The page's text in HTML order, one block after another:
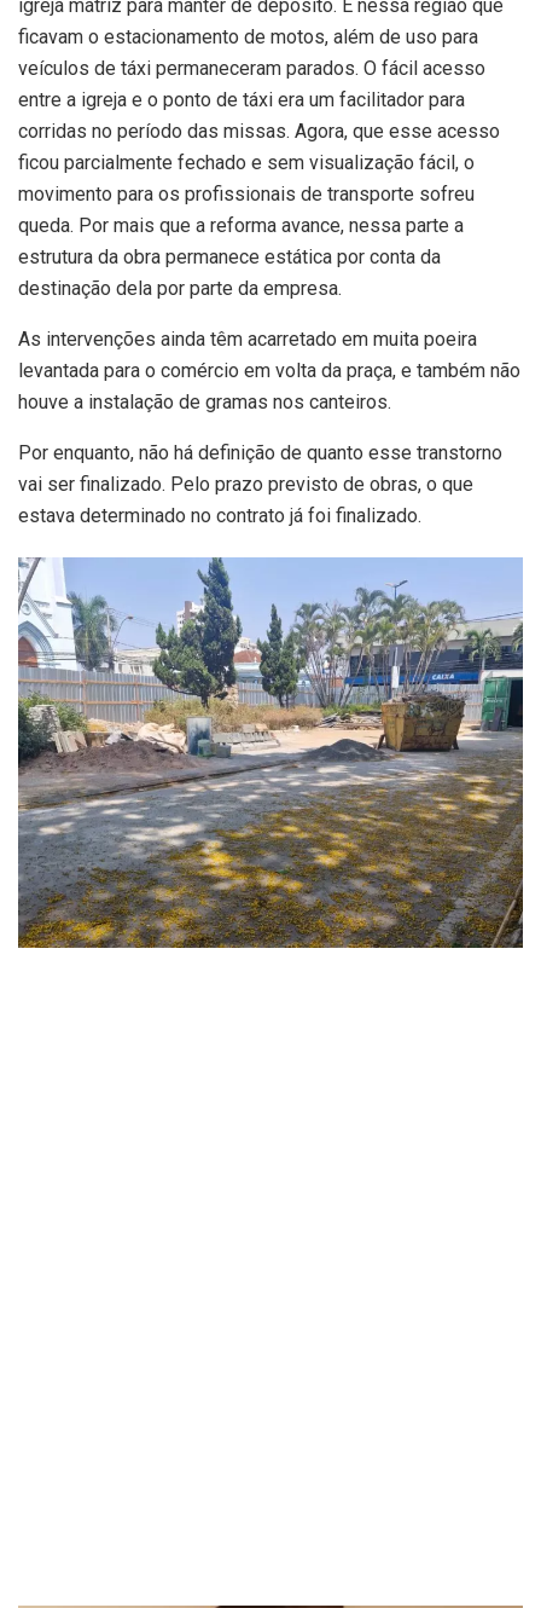
igreja matriz para manter de depósito. É nessa região que
ficavam o estacionamento de motos, além de uso para
veículos de táxi permaneceram parados. O fácil acesso
entre a igreja e o ponto de táxi era um facilitador para
corridas no período das missas. Agora, que esse acesso
ficou parcialmente fechado e sem visualização fácil, o
movimento para os profissionais de transporte sofreu
queda. Por mais que a reforma avance, nessa parte a
estrutura da obra permanece estática por conta da
destinação dela por parte da empresa.
As intervenções ainda têm acarretado em muita poeira
levantada para o comércio em volta da praça, e também não
houve a instalação de gramas nos canteiros.
Por enquanto, não há definição de quanto esse transtorno
vai ser finalizado. Pelo prazo previsto de obras, o que
estava determinado no contrato já foi finalizado.